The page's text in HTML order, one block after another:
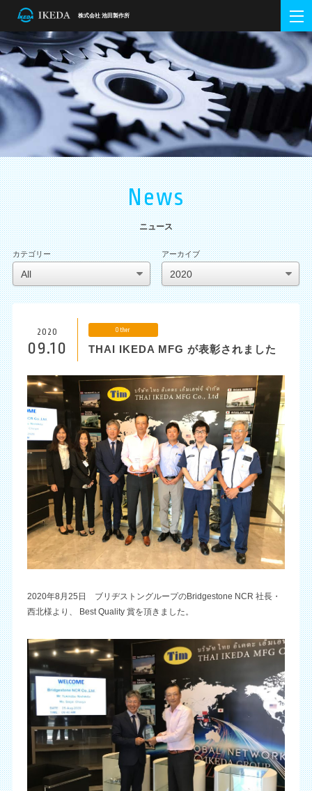
株式会社 池田製作所
ホーム Home
会社概要 Company Info
企業理念・方針
会社概要・アクセス
会社沿革
DXの取組
金属加工事業 Metalworking
池田の強み
グローバルネットワーク
提案型企業 Tier1.5
教育システム
製品紹介
主要設備
生産設備
測定設備
金型加工設備
半導体装置事業 Semiconductor Equipment
ニュース News
採用情報 Recruit
新卒採用
中途採用
お問い合わせ Contact
技術専門WEB Special Contents
JP EN
News
ニュース
カテゴリー アーカイブ
2020
09.10
Other
THAI IKEDA MFG が表彰されました
2020年8月25日 ブリヂストングループのBridgestone NCR 社長・
西北様より、 Best Quality 賞を頂きました。